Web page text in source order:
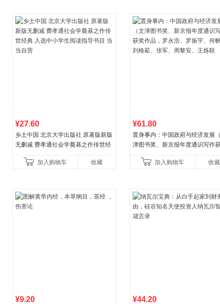
¥27.60
乡土中国 北京大学出版社 原著版新版
无删减 费孝通社会学奠基之作传世经
加入购物车 收藏
¥61.80
置身事内：中国政府与经济发展
津图书奖、新京报年度通识写作
菘、张军、周黎安、王烁联
加入购物车 收藏
¥9.20 ¥44.20